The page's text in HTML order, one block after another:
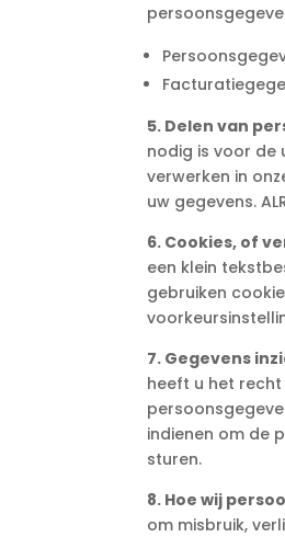
5. Delen van
nodig is voor de
verwerken in
uw gegevens.
6. Cookies, of
een klein
gebruiken
7. Gegevens
heeft u het
indienen om de
sturen.
8. Hoe wij
om misbruik,